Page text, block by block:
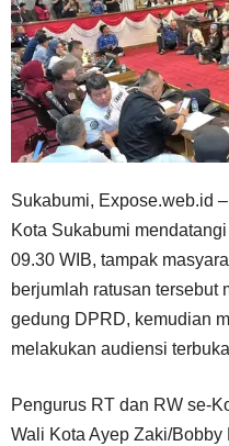
Sukabumi, Expose.web.id
Kota Sukabumi
09.30 WIB, tampak
berjumlah ratusan tersebut
gedung DPRD, kemudian
melakukan audiensi
Pengurus RT dan RW se-
Wali Kota Ayep Zaki/